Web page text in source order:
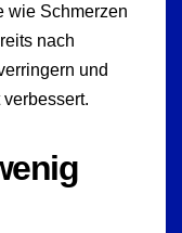
wie Schmerzen
nach
und